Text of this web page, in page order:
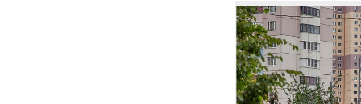
микрорайонов